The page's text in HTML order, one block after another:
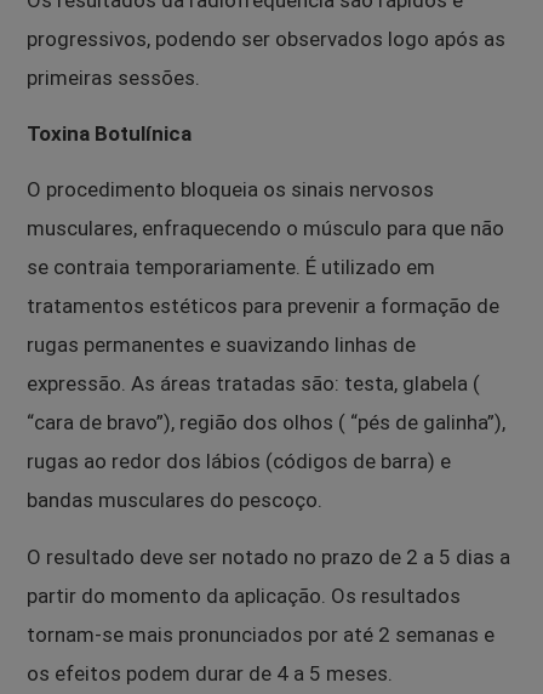
progressivos, podendo ser observados logo após as
primeiras sessões.
Toxina Botulínica
O procedimento bloqueia os sinais nervosos
musculares, enfraquecendo o músculo para que não
se contraia temporariamente. É utilizado em
tratamentos estéticos para prevenir a formação de
rugas permanentes e suavizando linhas de
expressão. As áreas tratadas são: testa, glabela (
“cara de bravo”), região dos olhos ( “pés de galinha”),
rugas ao redor dos lábios (códigos de barra) e
bandas musculares do pescoço.
O resultado deve ser notado no prazo de 2 a 5 dias a
partir do momento da aplicação. Os resultados
tornam-se mais pronunciados por até 2 semanas e
os efeitos podem durar de 4 a 5 meses.